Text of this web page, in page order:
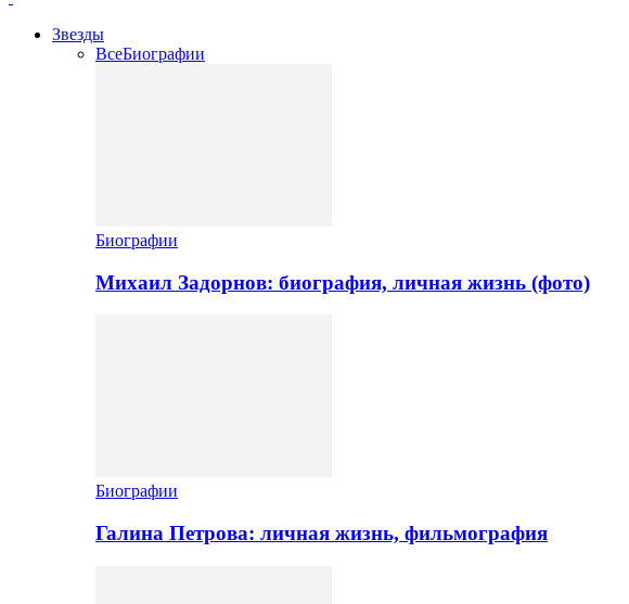
Звезды
ВсеБиографии
Биографии
Михаил Задорнов: биография, личная жизнь (фото)
Биографии
Галина Петрова: личная жизнь, фильмография